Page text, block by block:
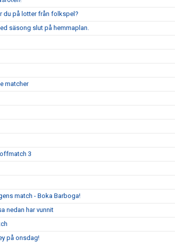
du på lotter från folkspel?
säsong slut på hemmaplan.
matcher
3
match - Boka Barboga!
nedan har vunnit
på onsdag!